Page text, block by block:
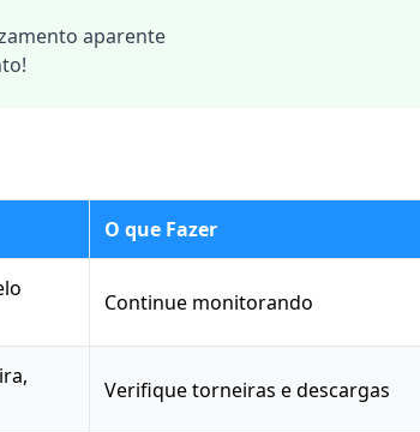
aparente
O que Fazer
Continue monitorando
Verifique torneiras e descargas